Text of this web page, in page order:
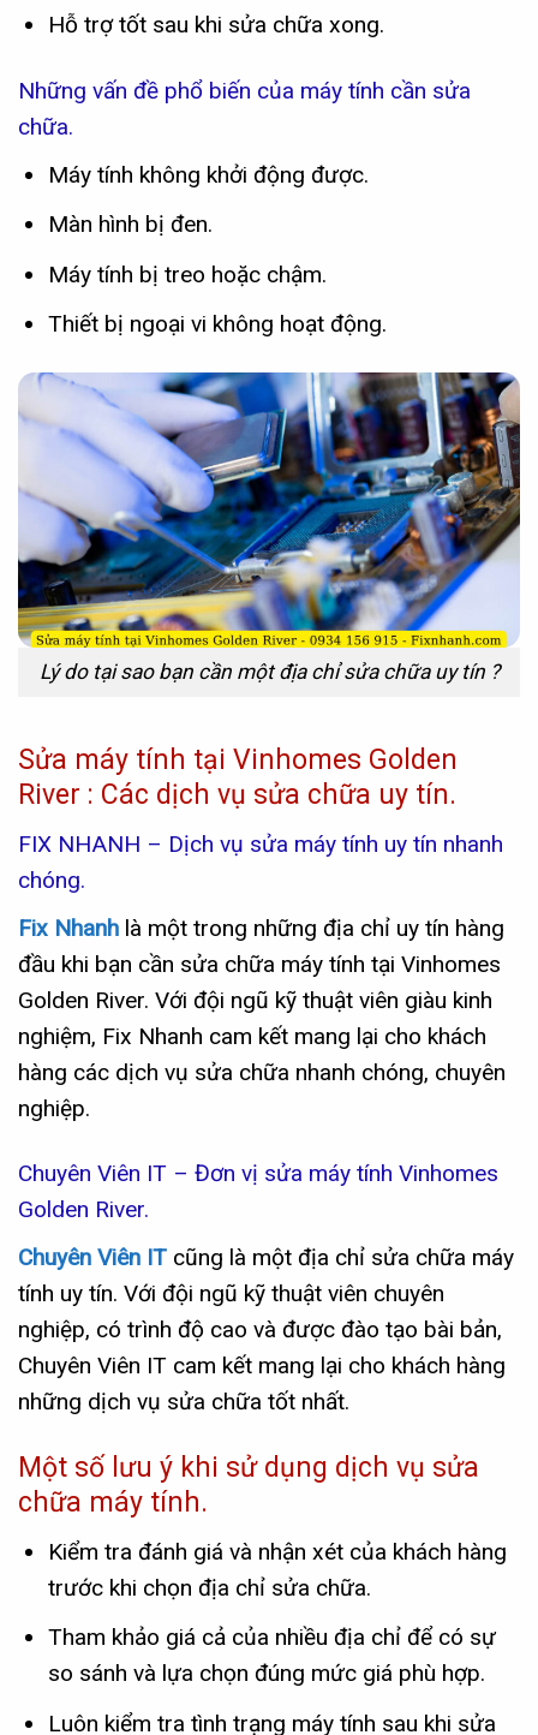
Hỗ trợ tốt sau khi sửa chữa xong.
Những vấn đề phổ biến của máy tính cần sửa
chữa.
Máy tính không khởi động được.
Màn hình bị đen.
Máy tính bị treo hoặc chậm.
Thiết bị ngoại vi không hoạt động.
Lý do tại sao bạn cần một địa chỉ sửa chữa uy tín ?
Sửa máy tính tại Vinhomes Golden
River : Các dịch vụ sửa chữa uy tín.
FIX NHANH – Dịch vụ sửa máy tính uy tín nhanh
chóng.
Fix Nhanh là một trong những địa chỉ uy tín hàng
đầu khi bạn cần sửa chữa máy tính tại Vinhomes
Golden River. Với đội ngũ kỹ thuật viên giàu kinh
nghiệm, Fix Nhanh cam kết mang lại cho khách
hàng các dịch vụ sửa chữa nhanh chóng, chuyên
nghiệp.
Chuyên Viên IT – Đơn vị sửa máy tính Vinhomes
Golden River.
Chuyên Viên IT cũng là một địa chỉ sửa chữa máy
tính uy tín. Với đội ngũ kỹ thuật viên chuyên
nghiệp, có trình độ cao và được đào tạo bài bản,
Chuyên Viên IT cam kết mang lại cho khách hàng
những dịch vụ sửa chữa tốt nhất.
Một số lưu ý khi sử dụng dịch vụ sửa
chữa máy tính.
Kiểm tra đánh giá và nhận xét của khách hàng
trước khi chọn địa chỉ sửa chữa.
Tham khảo giá cả của nhiều địa chỉ để có sự
so sánh và lựa chọn đúng mức giá phù hợp.
Luôn kiểm tra tình trạng máy tính sau khi sửa